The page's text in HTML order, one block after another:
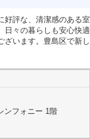
好評な、清潔感のある室
日々の暮らしも安心快適
ざいます。豊島区で新し
ンフォニー 1階